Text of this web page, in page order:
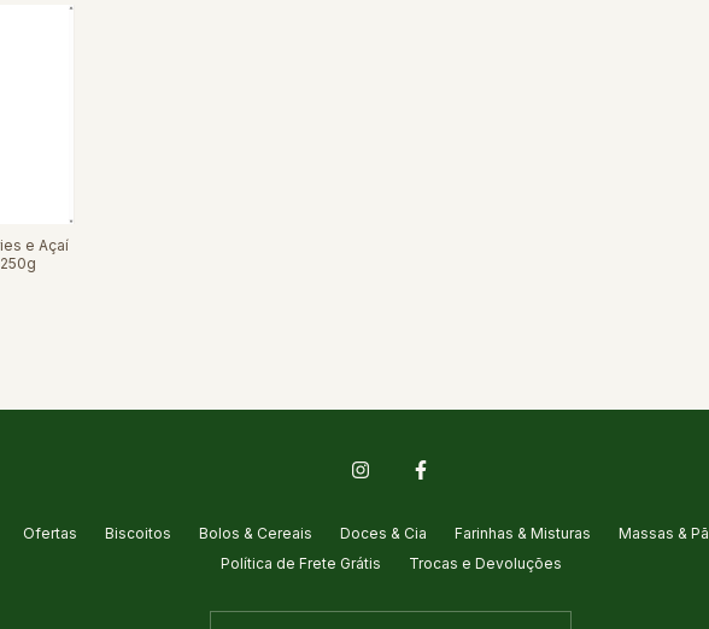
e Açaí
Ofertas Biscoitos Bolos & Cereais Doces & Cia Farinhas & Misturas Massas &
Política de Frete Grátis
Trocas e Devoluções